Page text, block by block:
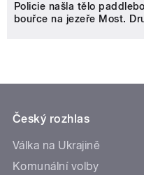
Policie našla tělo
bouřce na jezeře Most.
Český rozhlas
Válka na Ukrajině
Komunální volby